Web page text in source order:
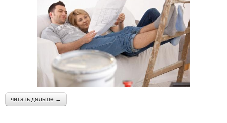
читать дальше →